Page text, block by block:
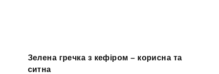
Зелена гречка з кефіром – корисна та
ситна